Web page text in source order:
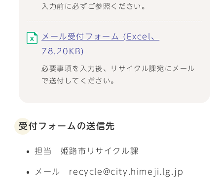
入力前に必ずご参照ください。
メール受付フォーム (Excel、
78.20KB)
必要事項を入力後、リサイクル課宛にメール
で送付してください。
受付フォームの送信先
担当 姫路市リサイクル課
メール recycle@city.himeji.lg.jp